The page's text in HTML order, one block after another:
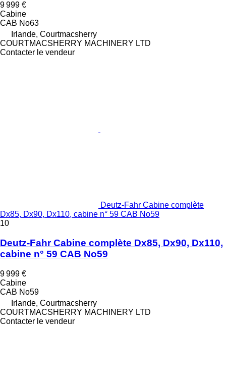
9 999 €
Cabine
CAB No63
Irlande, Courtmacsherry
COURTMACSHERRY MACHINERY LTD
Contacter le vendeur
Deutz-Fahr Cabine complète
Dx85, Dx90, Dx110, cabine n° 59 CAB No59
10
Deutz-Fahr Cabine complète Dx85, Dx90, Dx110,
cabine n° 59 CAB No59
9 999 €
Cabine
CAB No59
Irlande, Courtmacsherry
COURTMACSHERRY MACHINERY LTD
Contacter le vendeur